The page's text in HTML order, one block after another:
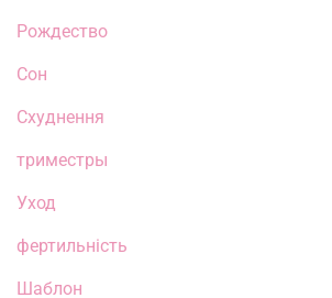
Рождество
Сон
Схуднення
триместры
Уход
фертильність
Шаблон